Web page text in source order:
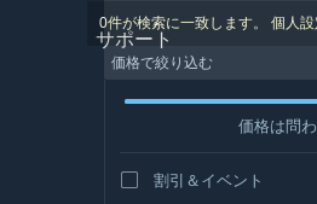
サポート
0件が検索に一致します。 個人
価格で絞り込む
価格は問
割引＆イベント